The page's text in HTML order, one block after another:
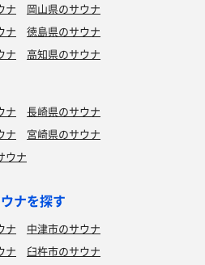
ナ
岡山県のサウナ
ナ
徳島県のサウナ
ナ 高知県のサウナ
ナ
長崎県のサウナ
ナ
宮崎県のサウナ
ウナ
ナを探す
ナ
中津市のサウナ
ナ
臼杵市のサウナ